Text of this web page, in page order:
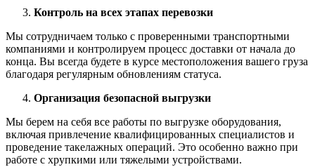
Контроль на всех этапах перевозки
Мы сотрудничаем только с проверенными транспортными
компаниями и контролируем процесс доставки от начала до
конца. Вы всегда будете в курсе местоположения вашего груза
благодаря регулярным обновлениям статуса.
Организация безопасной выгрузки
Мы берем на себя все работы по выгрузке оборудования,
включая привлечение квалифицированных специалистов и
проведение такелажных операций. Это особенно важно при
работе с хрупкими или тяжелыми устройствами.